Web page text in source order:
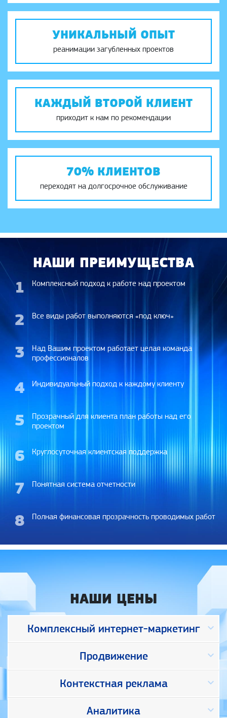
УНИКАЛЬНЫЙ ОПЫТ
реанимации загубленных проектов
КАЖДЫЙ ВТОРОЙ КЛИЕНТ
приходит к нам по рекомендации
70% КЛИЕНТОВ
переходят на долгосрочное обслуживание
НАШИ ПРЕИМУЩЕСТВА
1 Комплексный подход к работе над проектом
2 Все виды работ выполняются «под ключ»
3
Над Вашим проектом работает целая команда
профессионалов
4 Индивидуальный подход к каждому клиенту
5
Прозрачный для клиента план работы над его
проектом
6 Круглосуточная клиентская поддержка
7 Понятная система отчетности
8 Полная финансовая прозрачность проводимых работ
НАШИ ЦЕНЫ
Комплексный интернет-маркетинг keyboard_arrow_down
Продвижение keyboard_arrow_down
Контекстная реклама keyboard_arrow_down
Аналитика keyboard_arrow_down